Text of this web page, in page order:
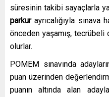
süresinin takibi sayaçlarla
parkurayrıcalığıyla sınava
önceden yaşamış, tecrübeli
olurlar.
POMEM sınavında
puan üzerinden
puanın altında alan